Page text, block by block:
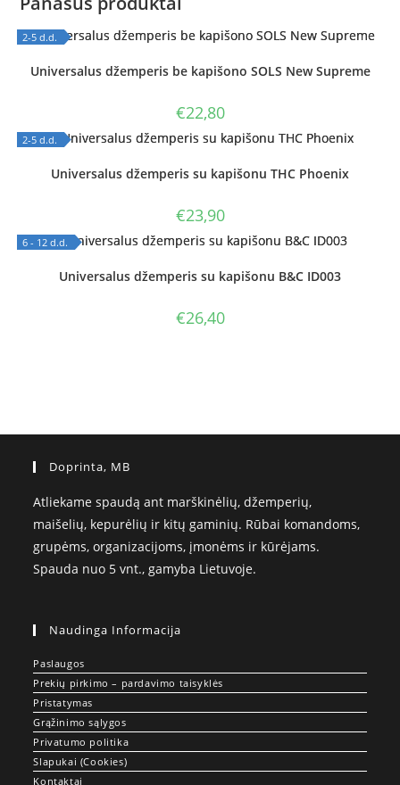
2-5 d.d.
Universalus džemperis be kapišono SOLS New Supreme
€22,80
2-5 d.d.
Universalus džemperis su kapišonu THC Phoenix
€23,90
6 - 12 d.d.
Universalus džemperis su kapišonu B&C ID003
€26,40
Doprinta, MB
Atliekame spaudą ant marškinėlių, džemperių,
maišelių, kepurėlių ir kitų gaminių. Rūbai komandoms,
grupėms, organizacijoms, įmonėms ir kūrėjams.
Spauda nuo 5 vnt., gamyba Lietuvoje.
Naudinga Informacija
Paslaugos
Prekių pirkimo – pardavimo taisyklės
Pristatymas
Grąžinimo sąlygos
Privatumo politika
Slapukai (Cookies)
Kontaktai